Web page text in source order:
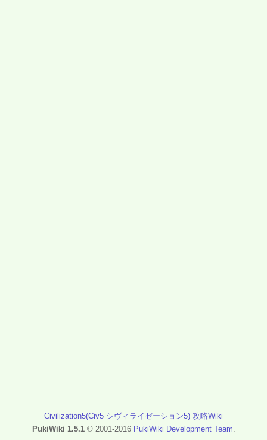
Civilization5(Civ5 シヴィライゼーション5) 攻略Wiki
PukiWiki 1.5.1© 2001-2016 PukiWiki Development Team.